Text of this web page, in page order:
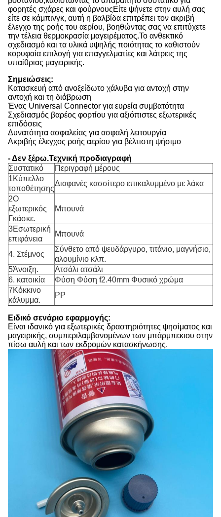
φορητές σχάρες και φούρνουςΕίτε ψήνετε στην αυλή σας
είτε σε κάμπινγκ, αυτή η βαλβίδα επιτρέπει τον ακριβή
έλεγχο της ροής του αερίου, βοηθώντας σας να επιτύχετε
την τέλεια θερμοκρασία μαγειρέματος.Το ανθεκτικό
σχεδιασμό και τα υλικά υψηλής ποιότητας το καθιστούν
κορυφαία επιλογή για επαγγελματίες και λάτρεις της
υπαίθριας μαγειρικής.
Σημειώσεις:
Κατασκευή από ανοξείδωτο χάλυβα για αντοχή στην
αντοχή και τη διάβρωση
Ένας Universal Connector για ευρεία συμβατότητα
Σχεδιασμός βαρέος φορτίου για αξιόπιστες εξωτερικές
επιδόσεις
Δυνατότητα ασφαλείας για ασφαλή λειτουργία
Ακριβής έλεγχος ροής αερίου για βέλτιστη ψήσιμο
- Δεν ξέρω.Τεχνική προδιαγραφή
Συστατικό
Περιγραφή μέρους
1Κύπελλο
τοποθέτησης
Διαφανές κασσίτερο επικαλυμμένο με λάκα
2Ο
εξωτερικός
Γκάσκε.
Μπουνά
3Εσωτερική
επιφάνεια
Μπουνά
4. Στέμνος
Σύνθετο από ψευδάργυρο, τιτάνιο, μαγνήσιο,
αλουμίνιο κλπ.
5Άνοιξη.
Ατσάλι ατσάλι
6. κατοικία
Φύση Φύση f2.40mm Φυσικό χρώμα
7Κόκκινο
κάλυμμα.
PP
Ειδικό σενάριο εφαρμογής:
Είναι ιδανικό για εξωτερικές δραστηριότητες ψησίματος και
μαγειρικής, συμπεριλαμβανομένων των μπάρμπεκιου στην
πίσω αυλή και των εκδρομών κατασκήνωσης.